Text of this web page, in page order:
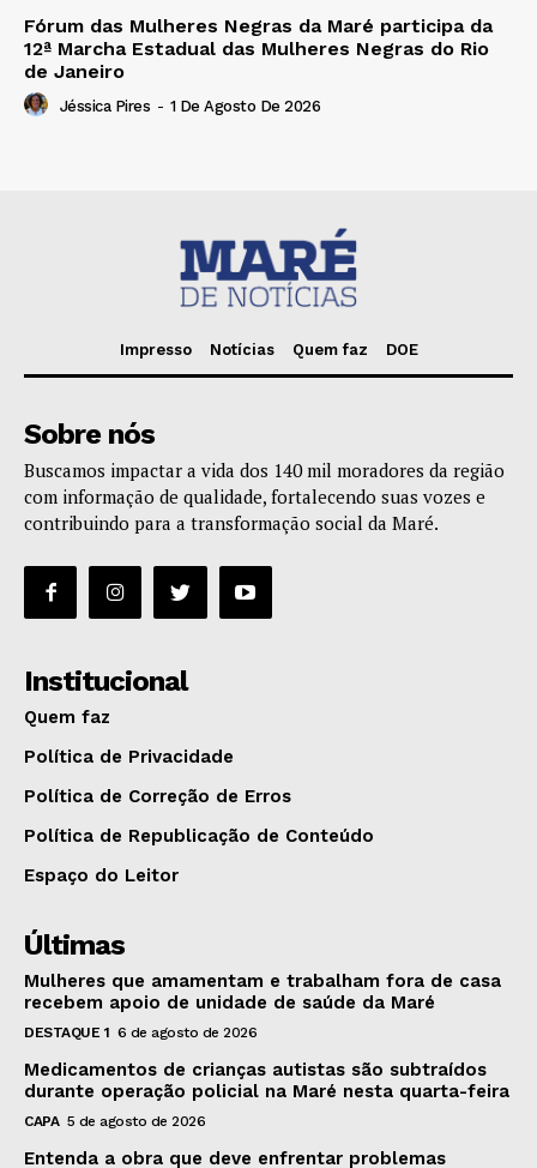
Fórum das Mulheres Negras da Maré participa da
12ª Marcha Estadual das Mulheres Negras do Rio
de Janeiro
Jéssica Pires - 1 De Agosto De 2026
Impresso Notícias Quem faz DOE
Sobre nós
Buscamos impactar a vida dos 140 mil moradores da região
com informação de qualidade, fortalecendo suas vozes e
contribuindo para a transformação social da Maré.
Institucional
Quem faz
Política de Privacidade
Política de Correção de Erros
Política de Republicação de Conteúdo
Espaço do Leitor
Últimas
Mulheres que amamentam e trabalham fora de casa
recebem apoio de unidade de saúde da Maré
DESTAQUE 1 6 de agosto de 2026
Medicamentos de crianças autistas são subtraídos
durante operação policial na Maré nesta quarta-feira
CAPA 5 de agosto de 2026
Entenda a obra que deve enfrentar problemas